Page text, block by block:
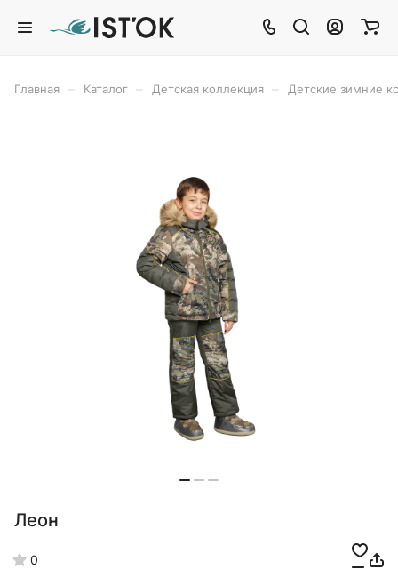
Главная Каталог Детская коллекция Детские зимние
Леон
0